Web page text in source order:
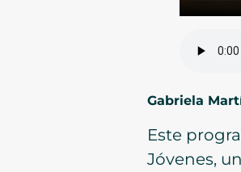
Gabriela
Este
Jóvenes,